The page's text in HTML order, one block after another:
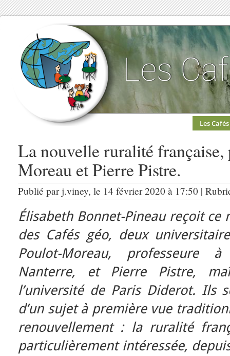
Les Cafés
La nouvelle ruralité
Moreau et Pierre Pistre.
Publié par j.viney, le 14 février 2020 à 17:50 |
Élisabeth Bonnet-Pineau reçoit
des Cafés géo, deux
Poulot-Moreau, professeure
Nanterre, et Pierre Pistre,
l’université de Paris Diderot. Ils
d’un sujet à première vue
renouvellement : la ruralité
particulièrement intéressée,